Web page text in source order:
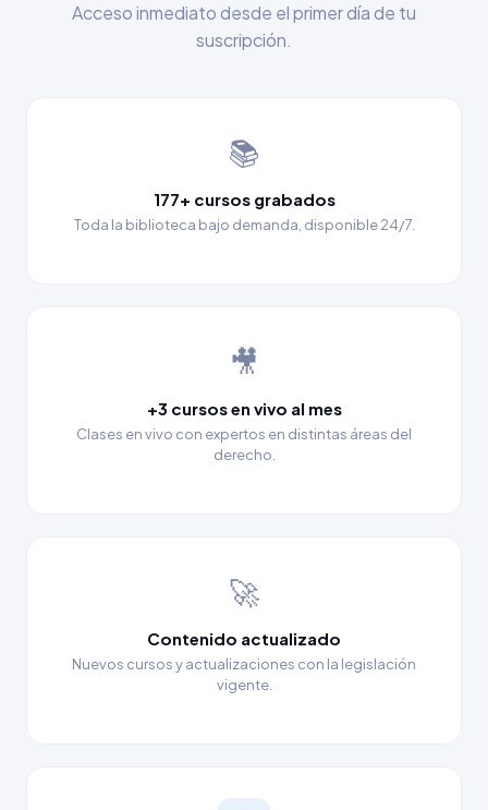
Acceso inmediato desde el primer día de tu
suscripción.
📚
177+ cursos grabados
Toda la biblioteca bajo demanda, disponible 24/7.
🎥
+3 cursos en vivo al mes
Clases en vivo con expertos en distintas áreas del
derecho.
🚀
Contenido actualizado
Nuevos cursos y actualizaciones con la legislación
vigente.